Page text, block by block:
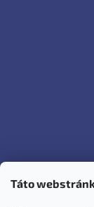
Táto